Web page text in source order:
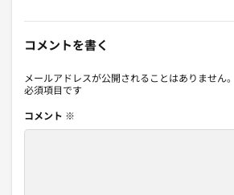
コメントを書く
メールアドレスが公開されることはありません。
必須項目です
コメント ※